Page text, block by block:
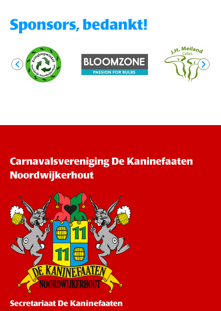
Sponsors, bedankt!
Carnavalsvereniging De Kaninefaaten
Noordwijkerhout
Secretariaat De Kaninefaaten